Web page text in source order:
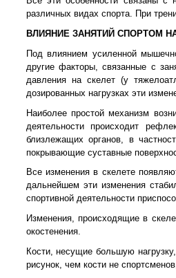
различных видах спорта. При
ВЛИЯНИЕ ЗАНЯТИЙ СПОРТОМ
Под влиянием усиленной
другие факторы, связанные с
давления на скелет (у
дозированных нагрузках эти
Наиболее простой механизм
деятельности происходит
близлежащих органов, в
покрывающие суставные
Все изменения в скелете
дальнейшем эти изменения
спортивной деятельности
Изменения, происходящие в
окостенения.
Кости, несущие большую
рисунок, чем кости не